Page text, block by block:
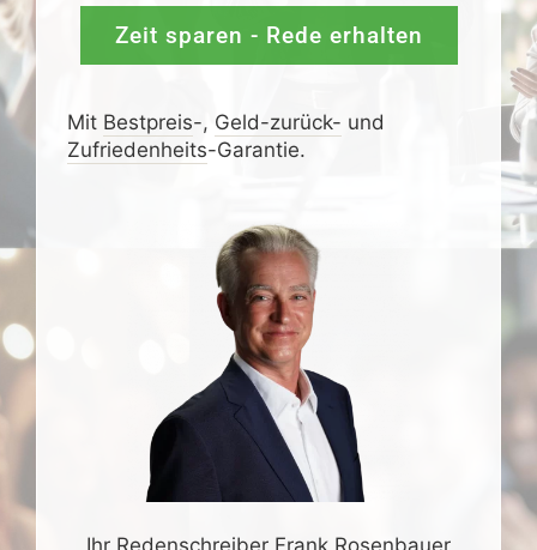
Zeit sparen - Rede erhalten
Mit Bestpreis-, Geld-zurück- und
Zufrieden­­heits-Garantie.